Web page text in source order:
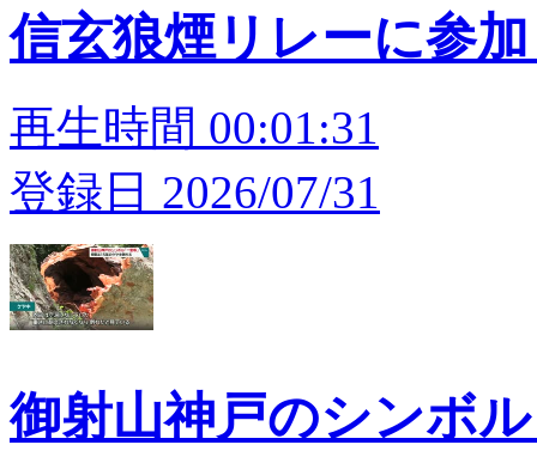
信玄狼煙リレーに参
再生時間 00:01:31
登録日 2026/07/31
御射山神戸のシンボ